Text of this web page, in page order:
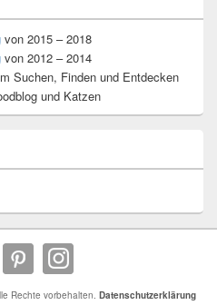
von 2015 – 2018
von 2012 – 2014
Suchen, Finden und Entdecken
und Katzen
Rechte vorbehalten. Datenschutzerklärung